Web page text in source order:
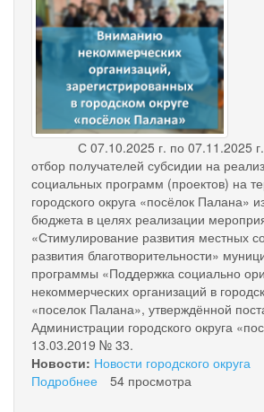
С 07.10.2025 г. по 07.11.2025 г.
отбор получателей субсидии на
социальных программ (проектов) на
городского округа «посёлок Палана»
бюджета в целях реализации
«Стимулирование развития местных
развития благотворительности»
программы «Поддержка социально
некоммерческих организаций в
«поселок Палана», утверждённой
Администрации городского округа
13.03.2019 № 33.
Новости: Новости городского округа
Подробнее
54 просмотра